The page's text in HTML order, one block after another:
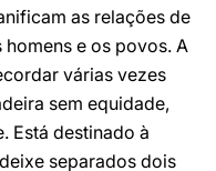
as relações de
e os povos. A
várias vezes
sem equidade,
Está destinado à
separados dois